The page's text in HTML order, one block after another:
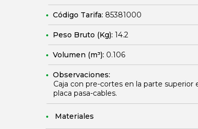
Código Tarifa: 85381000
Peso Bruto (Kg): 14.2
Volumen (m³): 0.106
Observaciones:
Caja con pre-cortes en la parte superior
placa pasa-cables.
Materiales